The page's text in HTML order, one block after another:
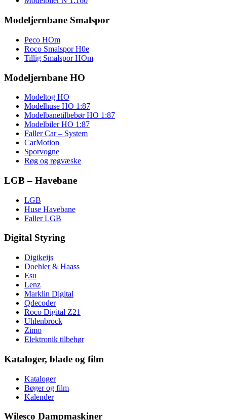
Modeljernbane Smalspor
Peco HOm
Roco Smalspor H0e
Tillig Smalspor HOm
Modeljernbane HO
Modeltog HO
Modelhuse HO 1:87
Modelbanetilbebør HO 1:87
Modelbiler HO 1:87
Faller Car – System
CarMotion
Sporvogne
Røg og røgvæske
LGB – Havebane
LGB
Huse Havebane
Faller LGB
Digital Styring
Digikeijs
Doehler & Haass
Esu
Lenz
Marklin Digital
Qdecoder
Roco Digital Z21
Uhlenbrock
Zimo
Elektronik tilbehør
Kataloger, blade og film
Kataloger
Bøger og film
Kalender
Wilesco Dampmaskiner